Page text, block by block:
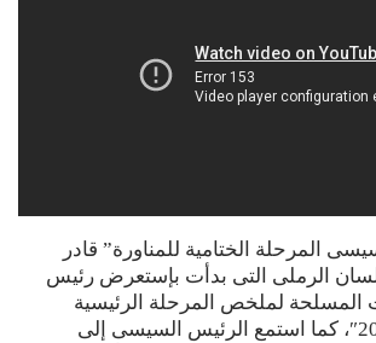
المرحلة الختامية للمناورة” قادر
اللسان الرملى التى بدأت بإستعرض رئيس
المسلحة لملخص المرحلة الرئيسية
للمناورة” قادر 2020″، كما استمع الرئيس السيسى إلى